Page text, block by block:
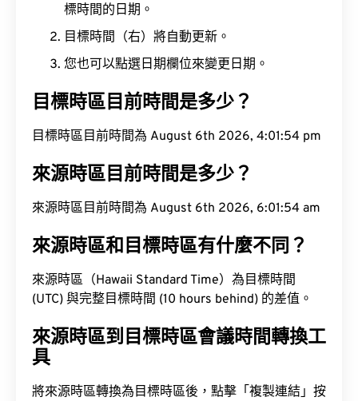
標時間的日期。
目標時間（右）將自動更新。
您也可以點選日期欄位來變更日期。
目標時區目前時間是多少？
目標時區目前時間為 August 6th 2026, 4:01:54 pm
來源時區目前時間是多少？
來源時區目前時間為 August 6th 2026, 6:01:54 am
來源時區和目標時區有什麼不同？
來源時區（Hawaii Standard Time）為目標時間
(UTC) 與完整目標時間 (10 hours behind) 的差值。
來源時區到目標時區會議時間轉換工
具
將來源時區轉換為目標時區後，點擊「複製連結」按